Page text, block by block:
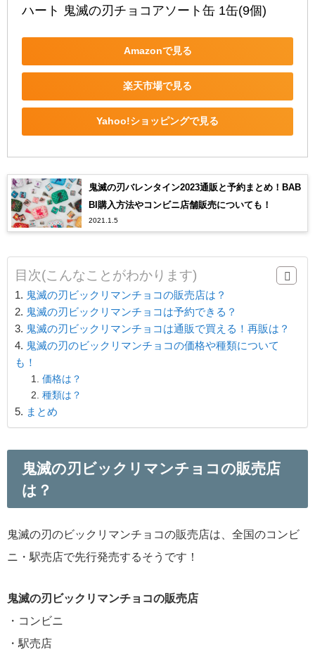
ハート 鬼滅の刃チョコアソート缶 1缶(9個)
Amazonで見る
楽天市場で見る
Yahoo!ショッピングで見る
鬼滅の刃バレンタイン2023通販と予約まとめ！BAB
BI購入方法やコンビニ店舗販売についても！
2021.1.5
目次(こんなことがわかります)
鬼滅の刃ビックリマンチョコの販売店は？
鬼滅の刃ビックリマンチョコは予約できる？
鬼滅の刃ビックリマンチョコは通販で買える！再販は？
鬼滅の刃のビックリマンチョコの価格や種類について
も！
価格は？
種類は？
まとめ
鬼滅の刃ビックリマンチョコの販売店
は？
鬼滅の刃のビックリマンチョコの販売店は、全国のコンビ
ニ・駅売店で先行発売するそうです！
鬼滅の刃ビックリマンチョコの販売店
・コンビニ
・駅売店